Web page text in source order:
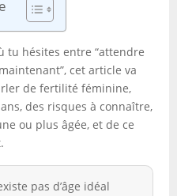
tu hésites entre “attendre
cet article va
de fertilité féminine,
des risques à connaître,
ou plus âgée, et de ce
pas d’âge idéal